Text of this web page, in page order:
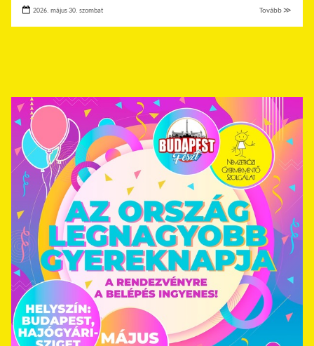
2026. május 30. szombat Tovább ≫